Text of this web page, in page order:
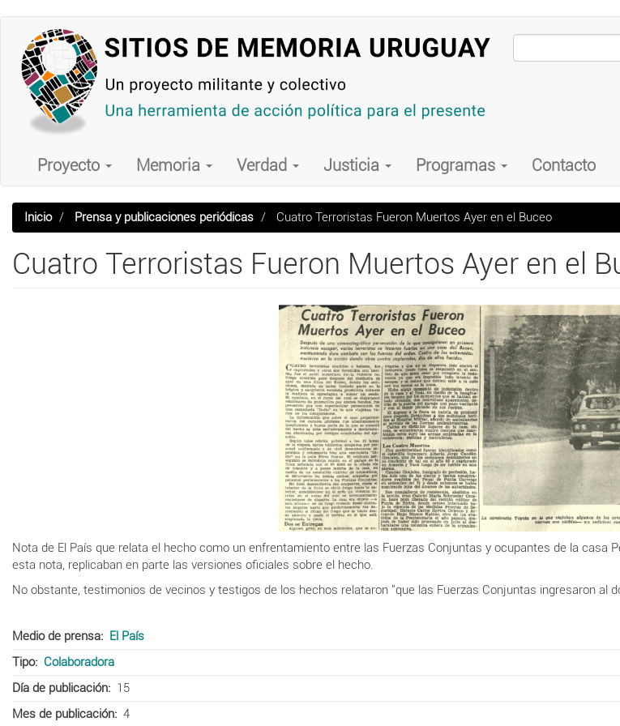
contenido
principal
Main
navigation
Proyecto Memoria Verdad Justicia Programas Contacto
Inicio Prensa y publicaciones periódicas Cuatro Terroristas Fueron Muertos Ayer en el Buceo
Cuatro Terroristas Fueron Muertos Ayer en el
Nota de El País que relata el hecho como un enfrentamiento entre las Fuerzas Conjuntas y ocupantes de la
esta nota, replicaban en parte las versiones oficiales sobre el hecho.
No obstante, testimonios de vecinos y testigos de los hechos relataron "que las Fuerzas Conjuntas ingresaron al
Medio de prensa
El País
Tipo
Colaboradora
Día de publicación
15
Mes de publicación
4